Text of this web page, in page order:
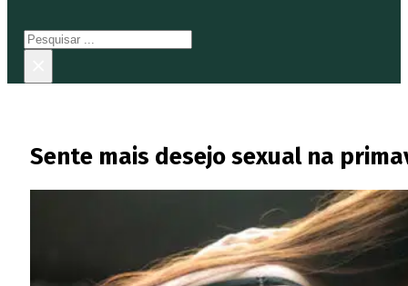
Pesquisar
Sente mais desejo sexual na